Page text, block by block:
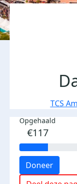
TCS
Opgehaald
€117
Doneer